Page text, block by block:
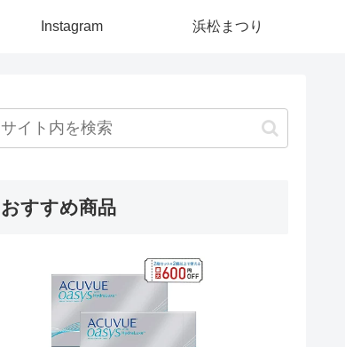
Instagram 浜松まつり
おすすめ商品